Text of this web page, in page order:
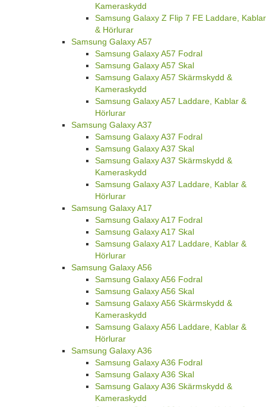
Kameraskydd
Samsung Galaxy Z Flip 7 FE Laddare, Kablar
& Hörlurar
Samsung Galaxy A57
Samsung Galaxy A57 Fodral
Samsung Galaxy A57 Skal
Samsung Galaxy A57 Skärmskydd &
Kameraskydd
Samsung Galaxy A57 Laddare, Kablar &
Hörlurar
Samsung Galaxy A37
Samsung Galaxy A37 Fodral
Samsung Galaxy A37 Skal
Samsung Galaxy A37 Skärmskydd &
Kameraskydd
Samsung Galaxy A37 Laddare, Kablar &
Hörlurar
Samsung Galaxy A17
Samsung Galaxy A17 Fodral
Samsung Galaxy A17 Skal
Samsung Galaxy A17 Laddare, Kablar &
Hörlurar
Samsung Galaxy A56
Samsung Galaxy A56 Fodral
Samsung Galaxy A56 Skal
Samsung Galaxy A56 Skärmskydd &
Kameraskydd
Samsung Galaxy A56 Laddare, Kablar &
Hörlurar
Samsung Galaxy A36
Samsung Galaxy A36 Fodral
Samsung Galaxy A36 Skal
Samsung Galaxy A36 Skärmskydd &
Kameraskydd